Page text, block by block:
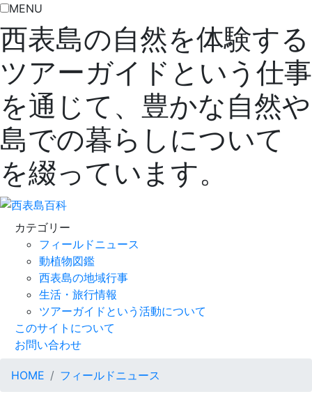
MENU
西表島の自然を体験する
ツアーガイドという仕事
を通じて、豊かな自然や
島での暮らしについて
を綴っています。
カテゴリー
フィールドニュース
動植物図鑑
西表島の地域行事
生活・旅行情報
ツアーガイドという活動について
このサイトについて
お問い合わせ
HOME フィールドニュース